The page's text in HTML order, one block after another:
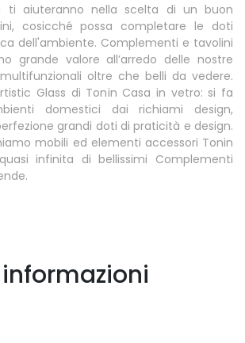
ti aiuteranno nella scelta di un buon
cosicché possa completare le doti
dell'ambiente. Complementi e tavolini
grande valore all’arredo delle nostre
oltre che belli da vedere.
Glass di Tonin Casa in vetro: si fa
domestici dai richiami design,
grandi doti di praticità e design.
mobili ed elementi accessori Tonin
infinita di bellissimi Complementi